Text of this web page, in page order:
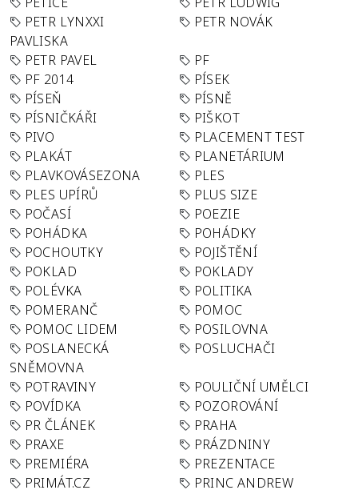
PETR LYNXXI
PAVLISKA
PETR NOVÁK
PETR PAVEL
PF
PF 2014
PÍSEK
PÍSEŇ
PÍSNĚ
PÍSNIČKÁŘI
PIŠKOT
PIVO
PLACEMENT TEST
PLAKÁT
PLANETÁRIUM
PLAVKOVÁSEZONA
PLES
PLES UPÍRŮ
PLUS SIZE
POČASÍ
POEZIE
POHÁDKA
POHÁDKY
POCHOUTKY
POJIŠTĚNÍ
POKLAD
POKLADY
POLÉVKA
POLITIKA
POMERANČ
POMOC
POMOC LIDEM
POSILOVNA
POSLANECKÁ
SNĚMOVNA
POSLUCHAČI
POTRAVINY
POULIČNÍ UMĚLCI
POVÍDKA
POZOROVÁNÍ
PR ČLÁNEK
PRAHA
PRAXE
PRÁZDNINY
PREMIÉRA
PREZENTACE
PRIMÁT.CZ
PRINC ANDREW